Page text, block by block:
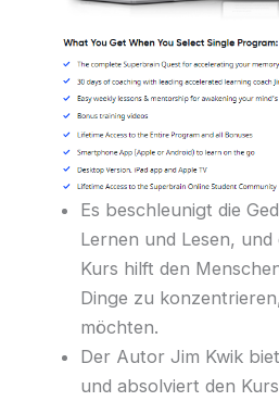
Es beschleunigt die
Lernen und Lesen,
Kurs hilft den
Dinge zu
möchten.
Der Autor Jim Kwik
und absolviert den